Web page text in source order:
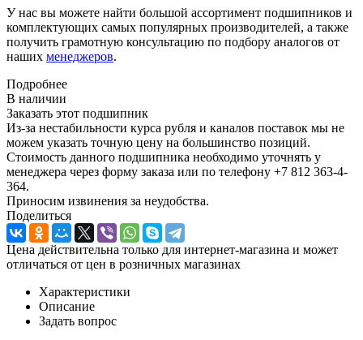
У нас вы можете найти большой ассортимент подшипников и
комплектующих самых популярных производителей, а также
получить грамотную консультацию по подбору аналогов от
наших менеджеров.
Подробнее
В наличии
Заказать этот подшипник
Из-за нестабильности курса рубля и каналов поставок мы не
можем указать точную цену на большинство позиций.
Стоимость данного подшипника необходимо уточнять у
менеджера через форму заказа или по телефону +7 812 363-4-
364.
Приносим извинения за неудобства.
Поделиться
Цена действительна только для интернет-магазина и может
отличаться от цен в розничных магазинах
Характеристики
Описание
Задать вопрос